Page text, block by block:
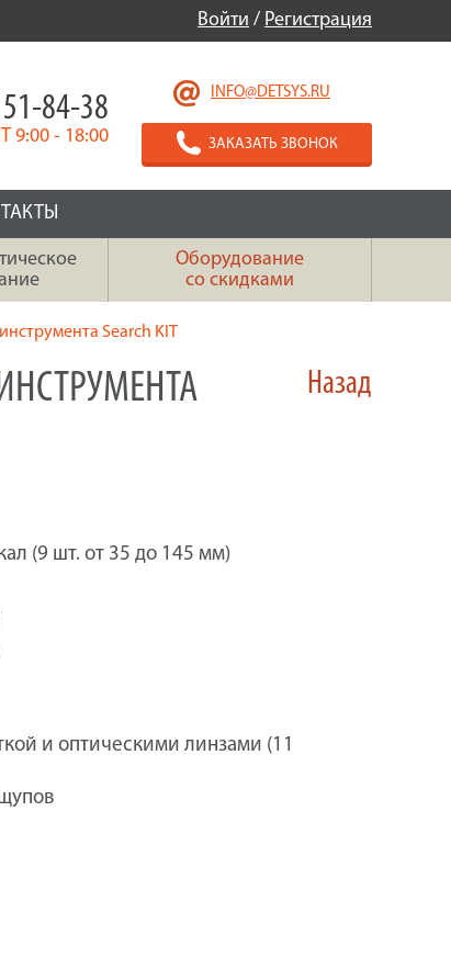
Войти / Регистрация
INFO@DETSYS.RU
ЗАКАЗАТЬ ЗВОНОК
84-38
9:00 - 18:00
Оборудование
со скидками
Search KIT
Назад
(9 шт. от 35 до 145 мм)
и оптическими линзами (11